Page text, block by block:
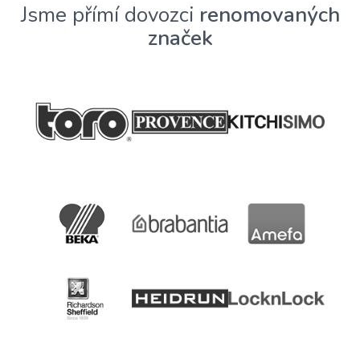
Jsme přímí dovozci renomovaných
značek